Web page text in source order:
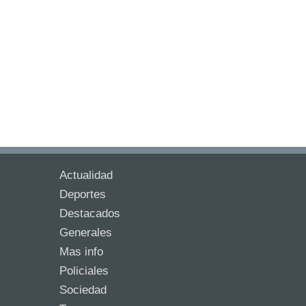
Actualidad
Deportes
Destacados
Generales
Mas info
Policiales
Sociedad